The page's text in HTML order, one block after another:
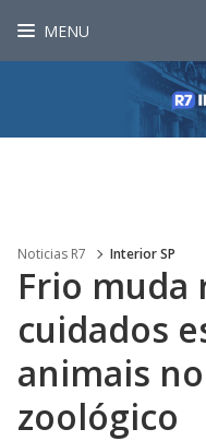
MENU
Noticias R7 Interior SP
Frio muda
cuidados
animais
zoológico